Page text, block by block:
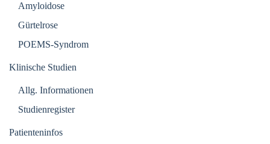
Amyloidose
Gürtelrose
POEMS-Syndrom
Klinische Studien
Allg. Informationen
Studienregister
Patienteninfos